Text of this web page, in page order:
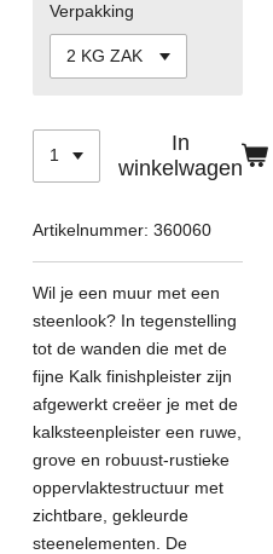
Verpakking
In
winkelwagen
Artikelnummer: 360060
Wil je een muur met een
steenlook? In tegenstelling
tot de wanden die met de
fijne Kalk finishpleister zijn
afgewerkt creëer je met de
kalksteenpleister een ruwe,
grove en robuust-rustieke
oppervlaktestructuur met
zichtbare, gekleurde
steenelementen. De